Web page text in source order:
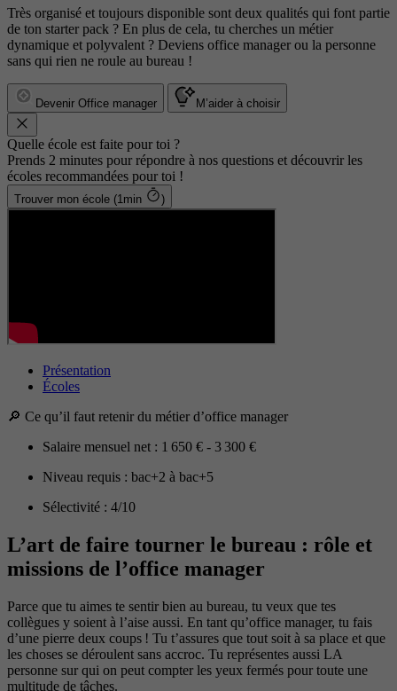
Très organisé et toujours disponible sont deux qualités qui font partie
de ton starter pack ? En plus de cela, tu cherches un métier
dynamique et polyvalent ? Deviens office manager ou la personne
sans qui rien ne roule au bureau !
Devenir Office manager M’aider à choisir
Quelle école est faite pour toi ?
Prends 2 minutes pour répondre à nos questions et découvrir les
écoles recommandées pour toi !
Trouver mon école (1min )
Présentation
Écoles
🔎​ Ce qu’il faut retenir du métier d’office manager
Salaire mensuel net : 1 650 € - 3 300 €
Niveau requis : bac+2 à bac+5
Sélectivité : 4/10
L’art de faire tourner le bureau : rôle et
missions de l’office manager
Parce que tu aimes te sentir bien au bureau, tu veux que tes
collègues y soient à l’aise aussi. En tant qu’office manager, tu fais
d’une pierre deux coups ! Tu t’assures que tout soit à sa place et que
les choses se déroulent sans accroc. Tu représentes aussi LA
personne sur qui on peut compter les yeux fermés pour toute une
multitude de tâches.